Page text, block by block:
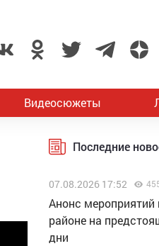
Видеосюжеты
Последние
07.08.2026 17:52
Анонс мероприятий
районе на
дни